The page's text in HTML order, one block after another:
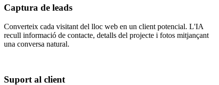
Captura de leads
Converteix cada visitant del lloc web en un client potencial. L'IA
recull informació de contacte, detalls del projecte i fotos mitjançant
una conversa natural.
Suport al client